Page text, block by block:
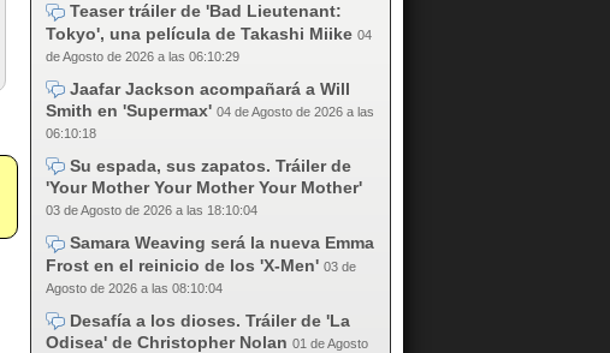
Teaser tráiler de 'Bad Lieutenant:
Tokyo', una película de Takashi Miike 04
de Agosto de 2026 a las 06:10:29
Jaafar Jackson acompañará a Will
Smith en 'Supermax' 04 de Agosto de 2026 a las
06:10:18
Su espada, sus zapatos. Tráiler de
'Your Mother Your Mother Your Mother'
03 de Agosto de 2026 a las 18:10:04
Samara Weaving será la nueva Emma
Frost en el reinicio de los 'X-Men' 03 de
Agosto de 2026 a las 08:10:04
Desafía a los dioses. Tráiler de 'La
Odisea' de Christopher Nolan 01 de Agosto